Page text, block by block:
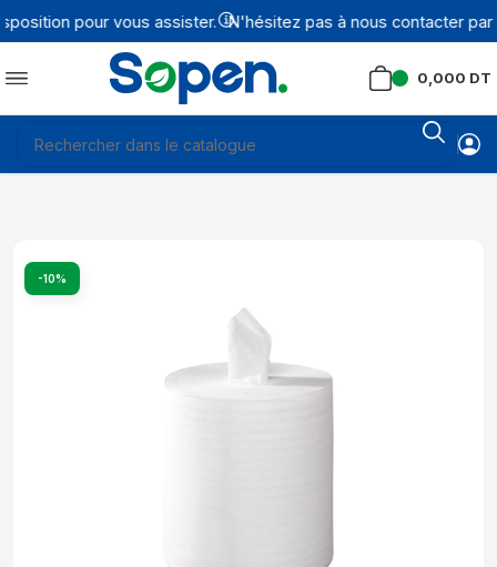
pour vous assister. N'hésitez pas à nous contacter par
0,000 DT
-10%